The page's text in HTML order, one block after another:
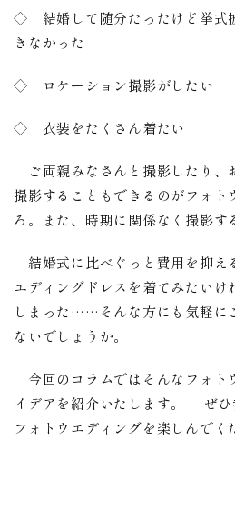
◇ 結婚して随分たったけど挙式
きなかった
◇ ロケーション撮影がしたい
◇ 衣装をたくさん着たい
ご両親みなさんと撮影したり、
撮影することもできるのがフォト
ろ。また、時期に関係なく撮影す
結婚式に比べぐっと費用を抑え
エディングドレスを着てみたいけ
しまった……そんな方にも気軽に
ないでしょうか。
今回のコラムではそんなフォト
イデアを紹介いたします。 ぜひ
フォトウエディングを楽しんでく